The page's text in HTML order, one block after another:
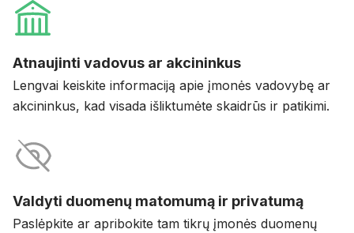
Atnaujinti vadovus ar akcininkus
Lengvai keiskite informaciją apie įmonės vadovybę ar
akcininkus, kad visada išliktumėte skaidrūs ir patikimi.
Valdyti duomenų matomumą ir privatumą
Paslėpkite ar apribokite tam tikrų įmonės duomenų